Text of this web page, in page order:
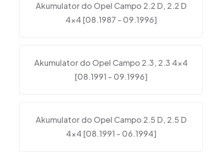
Akumulator do Opel Campo 2.2 D, 2.2 D
4×4 [08.1987 - 09.1996]
Akumulator do Opel Campo 2.3, 2.3 4×4
[08.1991 - 09.1996]
Akumulator do Opel Campo 2.5 D, 2.5 D
4×4 [08.1991 - 06.1994]